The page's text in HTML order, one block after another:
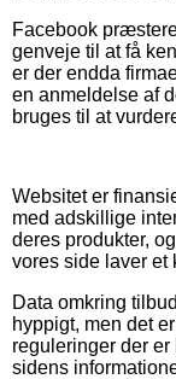
Facebook
genveje til at få
er der endda
en anmeldelse af
bruges til at
Websitet er
med adskillige
deres produkter,
vores side laver et
Data omkring
hyppigt, men det
reguleringer der
sidens